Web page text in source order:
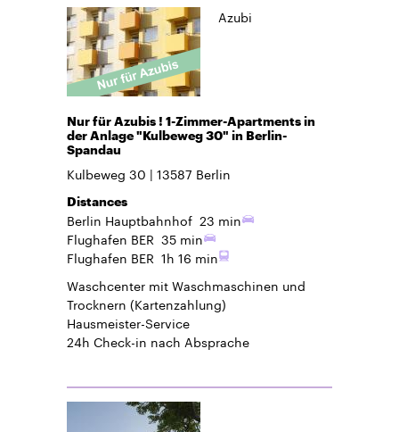
Azubi
Nur für Azubis ! 1-Zimmer-Apartments in
der Anlage "Kulbeweg 30" in Berlin-
Spandau
Kulbeweg 30 13587 Berlin
Distances
Berlin Hauptbahnhof 23 min
Flughafen BER 35 min
Flughafen BER 1h 16 min
Waschcenter mit Waschmaschinen und
Trocknern (Kartenzahlung)
Hausmeister-Service
24h Check-in nach Absprache